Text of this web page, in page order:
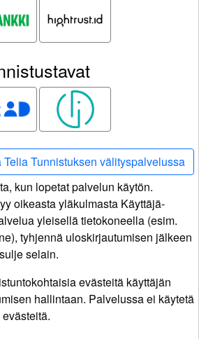
Smart ID
Tunnistuksen välityspalvelussa
kun lopetat palvelun käytön.
oikeasta yläkulmasta Käyttäjä-
yleisellä tietokoneella (esim.
tyhjennä uloskirjautumisen jälkeen
selain.
evästeitä käyttäjän
hallintaan. Palvelussa ei käytetä